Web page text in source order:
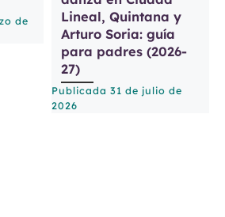
de
Publicada 31 de julio de
2026
Lineal, Quintana y
Arturo Soria: guía
para padres (2026-
27)